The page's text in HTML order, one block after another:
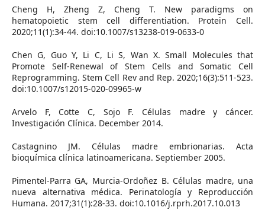
Cheng H, Zheng Z, Cheng T. New paradigms on
hematopoietic stem cell differentiation. Protein Cell.
2020;11(1):34-44. doi:10.1007/s13238-019-0633-0
Chen G, Guo Y, Li C, Li S, Wan X. Small Molecules that
Promote Self-Renewal of Stem Cells and Somatic Cell
Reprogramming. Stem Cell Rev and Rep. 2020;16(3):511-523.
doi:10.1007/s12015-020-09965-w
Arvelo F, Cotte C, Sojo F. Células madre y cáncer.
Investigación Clínica. December 2014.
Castagnino JM. Células madre embrionarias. Acta
bioquímica clínica latinoamericana. Septiember 2005.
Pimentel-Parra GA, Murcia-Ordoñez B. Células madre, una
nueva alternativa médica. Perinatología y Reproducción
Humana. 2017;31(1):28-33. doi:10.1016/j.rprh.2017.10.013